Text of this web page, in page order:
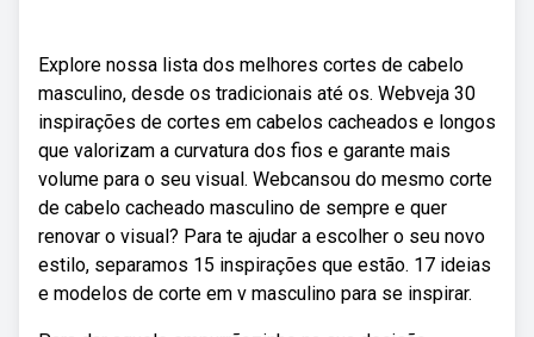
Explore nossa lista dos melhores cortes de cabelo
masculino, desde os tradicionais até os. Webveja 30
inspirações de cortes em cabelos cacheados e longos
que valorizam a curvatura dos fios e garante mais
volume para o seu visual. Webcansou do mesmo corte
de cabelo cacheado masculino de sempre e quer
renovar o visual? Para te ajudar a escolher o seu novo
estilo, separamos 15 inspirações que estão. 17 ideias
e modelos de corte em v masculino para se inspirar.